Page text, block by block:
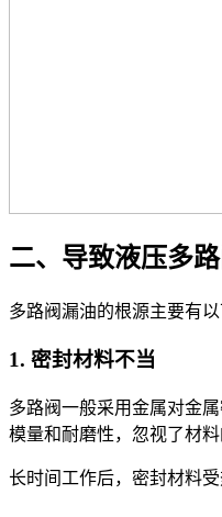
二、导致液压多
多路阀漏油的根源主要有以
1. 密封材料不当
多路阀一般采用金属对金
模量和耐磨性，忽视了材料
长时间工作后，密封材料